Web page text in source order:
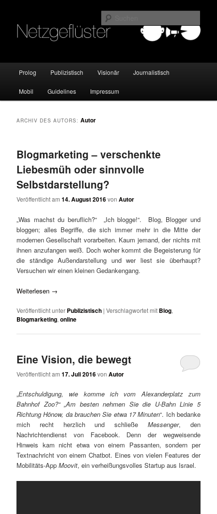
Netzgeflüster
Zum
Inhalt
Zum
sekundären
Prolog Publizistisch Visionär Journalistisch
Mobil Guidelines Impressum
ARCHIV DES AUTORS:Autor
Blogmarketing – verschenkte
Liebesmüh oder sinnvolle
Selbstdarstellung?
Veröffentlicht am14. August 2016vonAutor
„Was machst du beruflich?“ „Ich blogge!“. Blog, Blogger und
bloggen; alles Begriffe, die sich immer mehr in die Mitte der
modernen Gesellschaft vorarbeiten. Kaum jemand, der nichts mit
ihnen anzufangen weiß. Doch woher kommt die Begeisterung für
die ständige Außendarstellung und wer liest sie überhaupt?
Versuchen wir einen kleinen Gedankengang.
Weiterlesen →
Veröffentlicht unter Publizistisch |Verschlagwortet mit Blog,
Blogmarketing,online
Eine Vision, die bewegt
Veröffentlicht am17. Juli 2016vonAutor
„Entschuldigung, wie komme ich vom Alexanderplatz zum
Bahnhof Zoo?“ „Am besten nehmen Sie die U-Bahn Linie 5
Richtung Hönow, da brauchen Sie etwa 17 Minuten“. Ich bedanke
mich recht herzlich und schließeMessenger, den
Nachrichtendienst von Facebook. Denn der wegweisende
Hinweis kam nicht etwa von einem Passanten, sondern per
Textnachricht von einem Chatbot. Eines von vielen Features der
Mobilitäts-AppMoovit, ein verheißungsvolles Startup aus Israel.